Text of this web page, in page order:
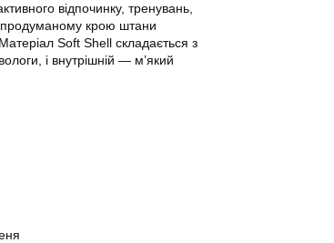
відпочинку, тренувань,
продуманому крою штани
Soft Shell складається з
і внутрішній — м’який